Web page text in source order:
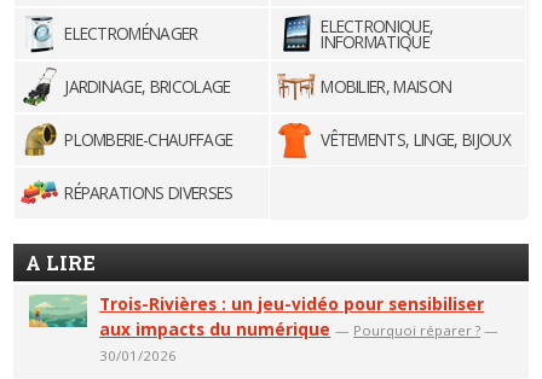
ELECTROMÉNAGER ELECTRONIQUE,
INFORMATIQUE
JARDINAGE, BRICOLAGE
MOBILIER, MAISON
PLOMBERIE-CHAUFFAGE VÊTEMENTS, LINGE, BIJOUX
RÉPARATIONS DIVERSES
A LIRE
Trois-Rivières : un jeu-vidéo pour sensibiliser
aux impacts du numérique — Pourquoi réparer ? —
30/01/2026